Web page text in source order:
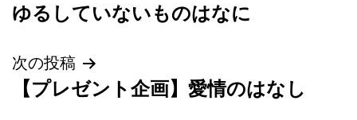
ゆるしていないものはなに
次の投稿
【プレゼント企画】愛情のはなし